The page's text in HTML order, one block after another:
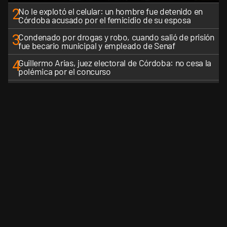
2No le explotó el celular: un hombre fue detenido en
Córdoba acusado por el femicidio de su esposa
3Condenado por drogas y robo, cuando salió de prisión
fue becario municipal y empleado de Senaf
4Guillermo Arias, juez electoral de Córdoba: no cesa la
polémica por el concurso